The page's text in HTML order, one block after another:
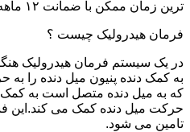
ترین زمان ممکن با ضمانت ۱۲ ماهه و با مناسب ترین قیمت
فرمان هیدرولیک چیست ؟
در یک سیستم فرمان هیدرولیک
به کمک دنده پنیون میل دنده را
که به میل دنده متصل است به کمک
حرکت میل دنده کمک می کند.این
تامین می شود.